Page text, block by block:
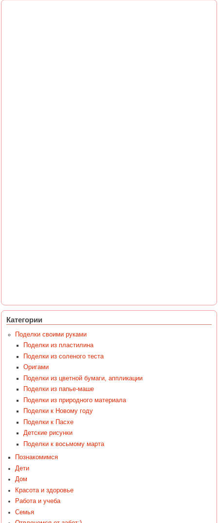
Категории
Поделки своими руками
Поделки из пластилина
Поделки из соленого теста
Оригами
Поделки из цветной бумаги, аппликации
Поделки из папье-маше
Поделки из природного материала
Поделки к Новому году
Поделки к Пасхе
Детские рисунки
Поделки к восьмому марта
Познакомимся
Дети
Дом
Красота и здоровье
Работа и учеба
Семья